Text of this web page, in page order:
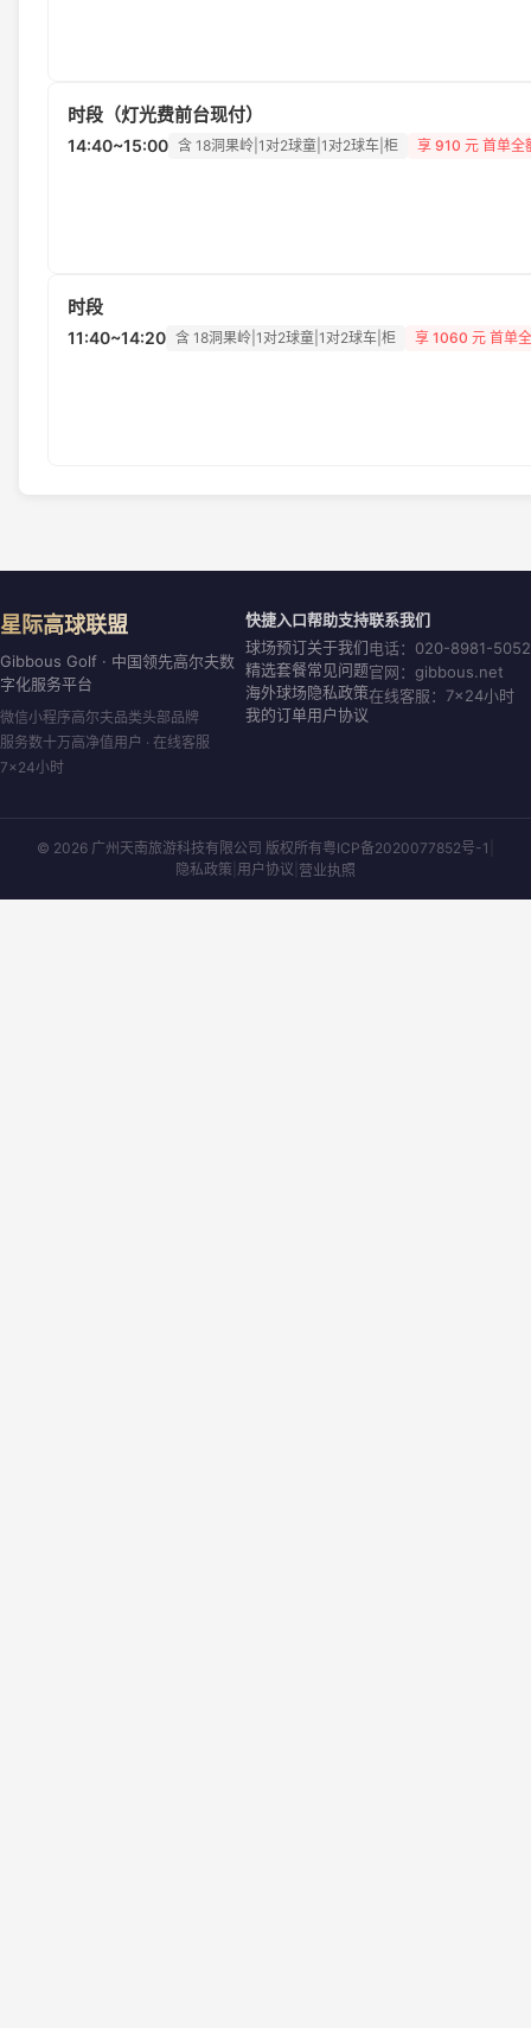
时段（灯光费前台现付）
14:40~15:00 含 18洞果岭|1对2球童|1对2球车|柜 享 910 元 首单全
时段
11:40~14:20 含 18洞果岭|1对2球童|1对2球车|柜 享 1060 元 首单
星际高球联盟
Gibbous Golf · 中国领先高尔夫数
字化服务平台
微信小程序高尔夫品类头部品牌
服务数十万高净值用户 · 在线客服
7×24小时
快捷入口
球场预订
精选套餐
海外球场
我的订单
帮助支持
关于我们
常见问题
隐私政策
用户协议
联系我们
电话：020-8981-5052
官网：gibbous.net
在线客服：7×24小时
© 2026 广州天南旅游科技有限公司 版权所有粤ICP备2020077852号-1
隐私政策 用户协议 营业执照